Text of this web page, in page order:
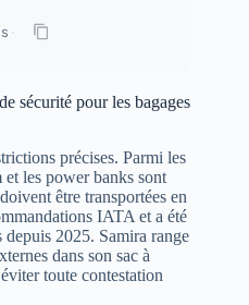
·
sécurité pour les bagages
précises. Parmi les
les power banks sont
être transportées en
IATA et a été
2025. Samira range
dans son sac à
toute contestation